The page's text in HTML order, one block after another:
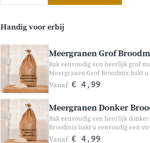
Handig voor erbij
Meergranen Grof
Bak eenvoudig een heerlijk grof
Meergranen Grof Broodmix bakt
granen, lijnzaad en
samengesteld zonder onnodige
Vanaf € 4,99
Meergranen Donker
Bak eenvoudig een heerlijk
Broodmix bakt u eenvoudig een
De mix bevat geen toegevoegde
Vanaf € 4,99